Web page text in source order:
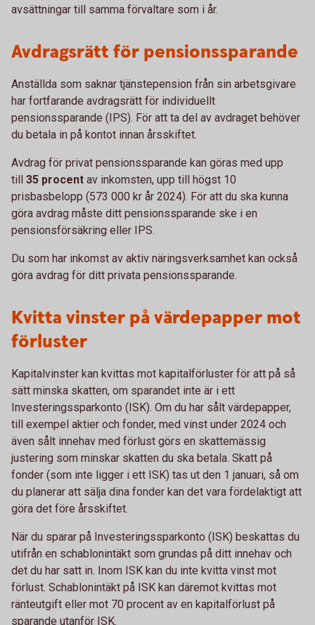
avsättningar till samma förvaltare som i år.
Avdragsrätt för pensionssparande
Anställda som saknar tjänstepension från sin arbetsgivare
har fortfarande avdragsrätt för individuellt
pensionssparande (IPS). För att ta del av avdraget behöver
du betala in på kontot innan årsskiftet.
Avdrag för privat pensionssparande kan göras med upp
till 35 procent av inkomsten, upp till högst 10
prisbasbelopp (573 000 kr år 2024). För att du ska kunna
göra avdrag måste ditt pensionssparande ske i en
pensionsförsäkring eller IPS.
Du som har inkomst av aktiv näringsverksamhet kan också
göra avdrag för ditt privata pensionssparande.
Kvitta vinster på värdepapper mot
förluster
Kapitalvinster kan kvittas mot kapitalförluster för att på så
sätt minska skatten, om sparandet inte är i ett
Investeringssparkonto (ISK). Om du har sålt värdepapper,
till exempel aktier och fonder, med vinst under 2024 och
även sålt innehav med förlust görs en skattemässig
justering som minskar skatten du ska betala. Skatt på
fonder (som inte ligger i ett ISK) tas ut den 1 januari, så om
du planerar att sälja dina fonder kan det vara fördelaktigt att
göra det före årsskiftet.
När du sparar på Investeringssparkonto (ISK) beskattas du
utifrån en schablonintäkt som grundas på ditt innehav och
det du har satt in. Inom ISK kan du inte kvitta vinst mot
förlust. Schablonintäkt på ISK kan däremot kvittas mot
ränteutgift eller mot 70 procent av en kapitalförlust på
sparande utanför ISK.